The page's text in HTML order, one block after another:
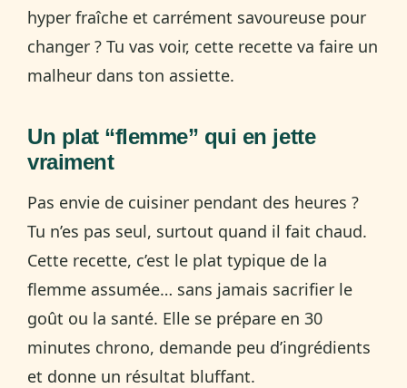
hyper fraîche et carrément savoureuse pour
changer ? Tu vas voir, cette recette va faire un
malheur dans ton assiette.
Un plat “flemme” qui en jette
vraiment
Pas envie de cuisiner pendant des heures ?
Tu n’es pas seul, surtout quand il fait chaud.
Cette recette, c’est le plat typique de la
flemme assumée… sans jamais sacrifier le
goût ou la santé. Elle se prépare en 30
minutes chrono, demande peu d’ingrédients
et donne un résultat bluffant.